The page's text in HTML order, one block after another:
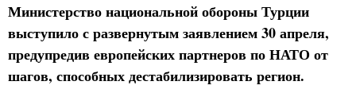
Министерство национальной обороны Турции
выступило с развернутым заявлением 30 апреля,
предупредив европейских партнеров по НАТО от
шагов, способных дестабилизировать регион.